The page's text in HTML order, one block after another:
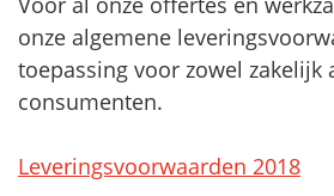
onze algemene
toepassing voor zowel zakelijk
consumenten.
Leveringsvoorwaarden 2018